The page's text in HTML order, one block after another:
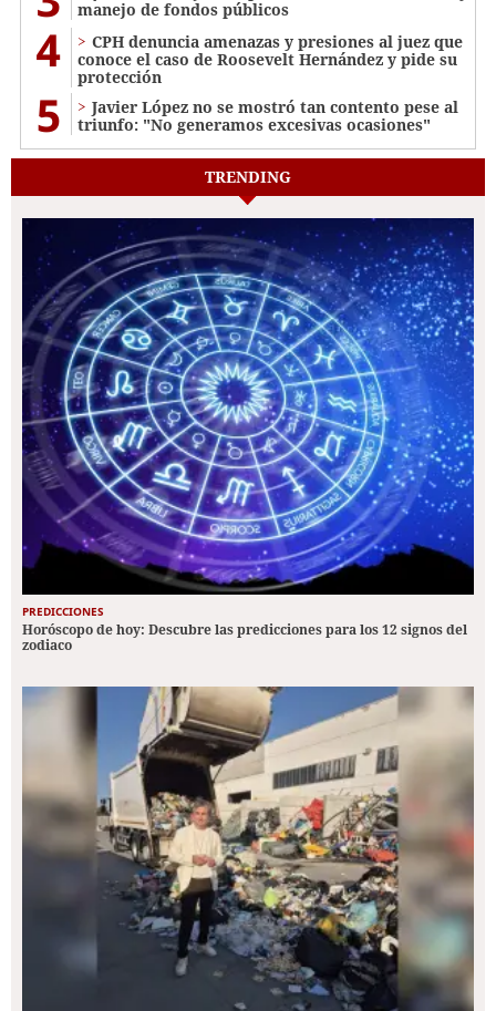
manejo de fondos públicos
4
CPH denuncia amenazas y presiones al juez que
conoce el caso de Roosevelt Hernández y pide su
protección
5
Javier López no se mostró tan contento pese al
triunfo: "No generamos excesivas ocasiones"
TRENDING
PREDICCIONES
Horóscopo de hoy: Descubre las predicciones para los 12 signos del
zodiaco